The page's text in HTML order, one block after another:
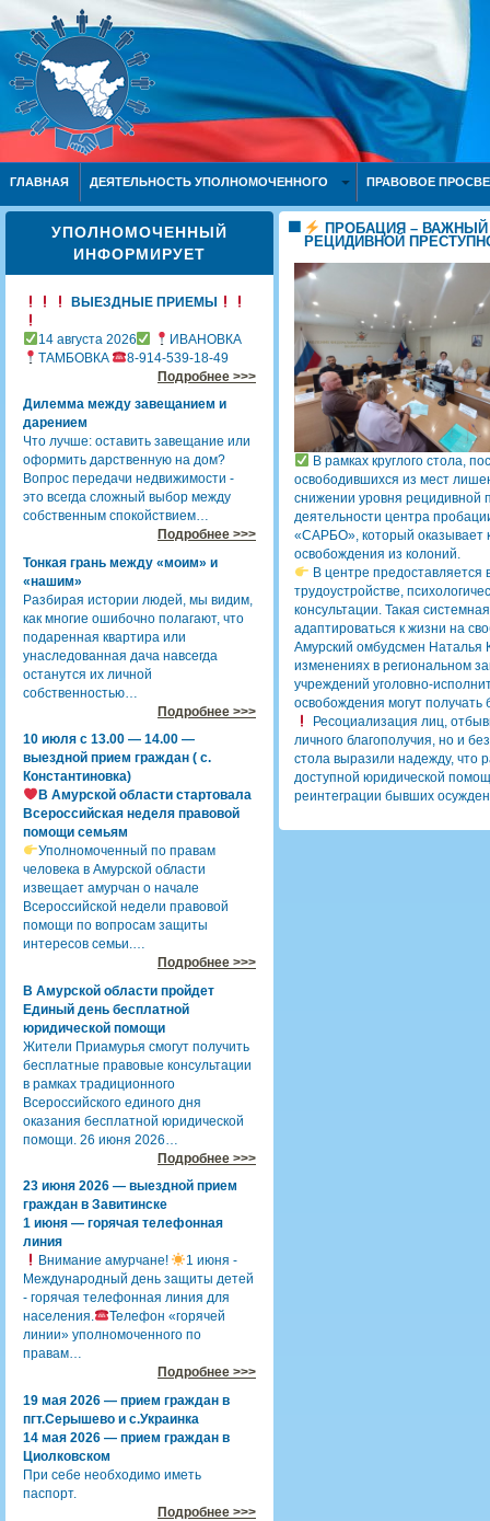
ГЛАВНАЯ ДЕЯТЕЛЬНОСТЬ УПОЛНОМОЧЕННОГО ПРАВОВОЕ
УПОЛНОМОЧЕННЫЙ
ИНФОРМИРУЕТ
ВЫЕЗДНЫЕ ПРИЕМЫ
14 августа 2026
ИВАНОВКА
ТАМБОВКА
8-914-539-18-49
Подробнее >>>
Дилемма между завещанием и
дарением
Что лучше: оставить завещание или
оформить дарственную на дом?
Вопрос передачи недвижимости -
это всегда сложный выбор между
собственным спокойствием…
Подробнее >>>
Тонкая грань между «моим» и
«нашим»
Разбирая истории людей, мы видим,
как многие ошибочно полагают, что
подаренная квартира или
унаследованная дача навсегда
останутся их личной
собственностью…
Подробнее >>>
10 июля с 13.00 — 14.00 —
выездной прием граждан ( с.
Константиновка)
В Амурской области стартовала
Всероссийская неделя правовой
помощи семьям
Уполномоченный по правам
человека в Амурской области
извещает амурчан о начале
Всероссийской недели правовой
помощи по вопросам защиты
интересов семьи.…
Подробнее >>>
В Амурской области пройдет
Единый день бесплатной
юридической помощи
Жители Приамурья смогут получить
бесплатные правовые консультации
в рамках традиционного
Всероссийского единого дня
оказания бесплатной юридической
помощи. 26 июня 2026…
Подробнее >>>
23 июня 2026 — выездной прием
граждан в Завитинске
1 июня — горячая телефонная
линия
Внимание амурчане!
1 июня -
Международный день защиты детей
- горячая телефонная линия для
населения.
Телефон «горячей
линии» уполномоченного по
правам…
Подробнее >>>
19 мая 2026 — прием граждан в
пгт.Серышево и с.Украинка
14 мая 2026 — прием граждан в
Циолковском
При себе необходимо иметь
паспорт.
Подробнее >>>
ПРОБАЦИЯ – ВАЖНЫЙ
РЕЦИДИВНОЙ
В рамках круглого стола,
освободившихся из мест
снижении уровня рецидивной
деятельности центра
«САРБО», который оказывает
освобождения из колоний.
В центре
трудоустройстве,
консультации. Такая
адаптироваться к жизни на
Амурский омбудсмен Наталья
изменениях в региональном
учреждений уголовно-
освобождения могут
Ресоциализация лиц,
личного благополучия, но и
стола выразили надежду, что
доступной юридической
реинтеграции бывших